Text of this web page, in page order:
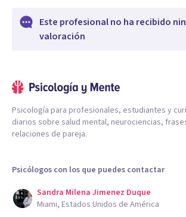
Este profesional no ha recibido
valoración
Psicología para profesionales, estudiantes y
diarios sobre salud mental, neurociencias,
relaciones de pareja.
Psicólogos con los que puedes contactar
Sandra Milena Jimenez Duque
Miami, Estados Unidos de América